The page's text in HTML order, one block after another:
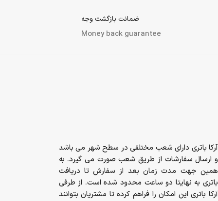
ضمانت بازگشت وجه
Money back guarantee
آرکا باتری دارای شعب مختلفی در سطح شهر می باشد
و ارسال سفارشات از طریق شعب صورت می گیرد. به
همین جهت مدت زمان بعد از سفارش تا دریافت
باتری به نهایتا دو ساعت محدود شده است. از طرفی
آرکا باتری این امکان را فراهم کرده تا مشتریان بتوانند